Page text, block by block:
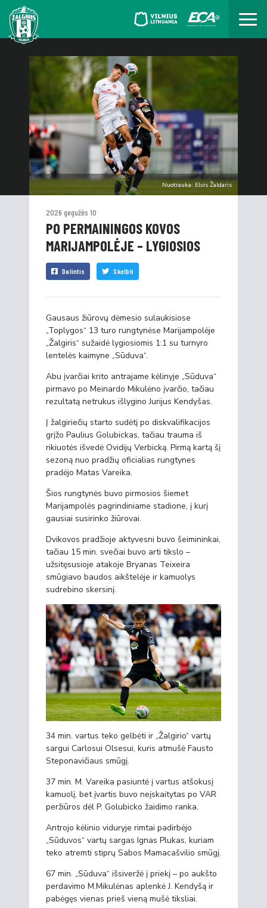
Nuotrauka: Elvis Žaldaris
2026 gegužės 10
PO PERMAININGOS KOVOS
MARIJAMPOLĖJE – LYGIOSIOS
Dalintis Skelbti
Gausaus žiūrovų dėmesio sulaukisiose
„Toplygos“ 13 turo rungtynėse Marijampolėje
„Žalgiris“ sužaidė lygiosiomis 1:1 su turnyro
lentelės kaimyne „Sūduva“.
Abu įvarčiai krito antrajame kėlinyje „Sūduva“
pirmavo po Meinardo Mikulėno įvarčio, tačiau
rezultatą netrukus išlygino Jurijus Kendyšas.
Į žalgiriečių starto sudėtį po diskvalifikacijos
grįžo Paulius Golubickas, tačiau trauma iš
rikiuotės išvedė Ovidijų Verbicką. Pirmą kartą šį
sezoną nuo pradžių oficialias rungtynes
pradėjo Matas Vareika.
Šios rungtynės buvo pirmosios šiemet
Marijampolės pagrindiniame stadione, į kurį
gausiai susirinko žiūrovai.
Dvikovos pradžioje aktyvesni buvo šeimininkai,
tačiau 15 min. svečiai buvo arti tikslo –
užsitęsusioje atakoje Bryanas Teixeira
smūgiavo baudos aikštelėje ir kamuolys
sudrebino skersinį.
34 min. vartus teko gelbėti ir „Žalgirio“ vartų
sargui Carlosui Olsesui, kuris atmušė Fausto
Steponavičiaus smūgį.
37 min. M. Vareika pasiuntė į vartus atšokusį
kamuolį, bet įvartis buvo neįskaitytas po VAR
peržiūros dėl P. Golubicko žaidimo ranka.
Antrojo kėlinio viduryje rimtai padirbėjo
„Sūduvos“ vartų sargas Ignas Plukas, kuriam
teko atremti stiprų Sabos Mamacašvilio smūgį.
67 min. „Sūduva“ išsiveržė į priekį – po aukšto
perdavimo M.Mikulėnas aplenkė J. Kendyšą ir
pabėgęs vienas prieš vieną mušė tiksliai.